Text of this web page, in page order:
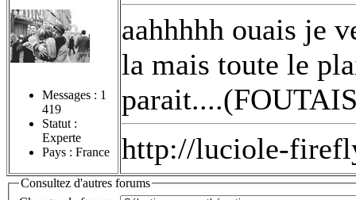
Messages : 1
419
Statut :
Experte
Pays : France
aahhhhh ouais je
la mais toute le
http://luciole-
Consultez d'autres forums